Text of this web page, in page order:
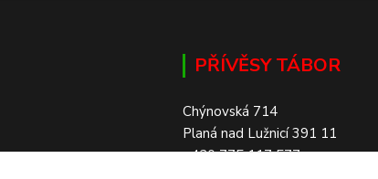
PŘÍVĚSY TÁBOR
Chýnovská 714
Planá nad Lužnicí 391 11
+420 775 117 577